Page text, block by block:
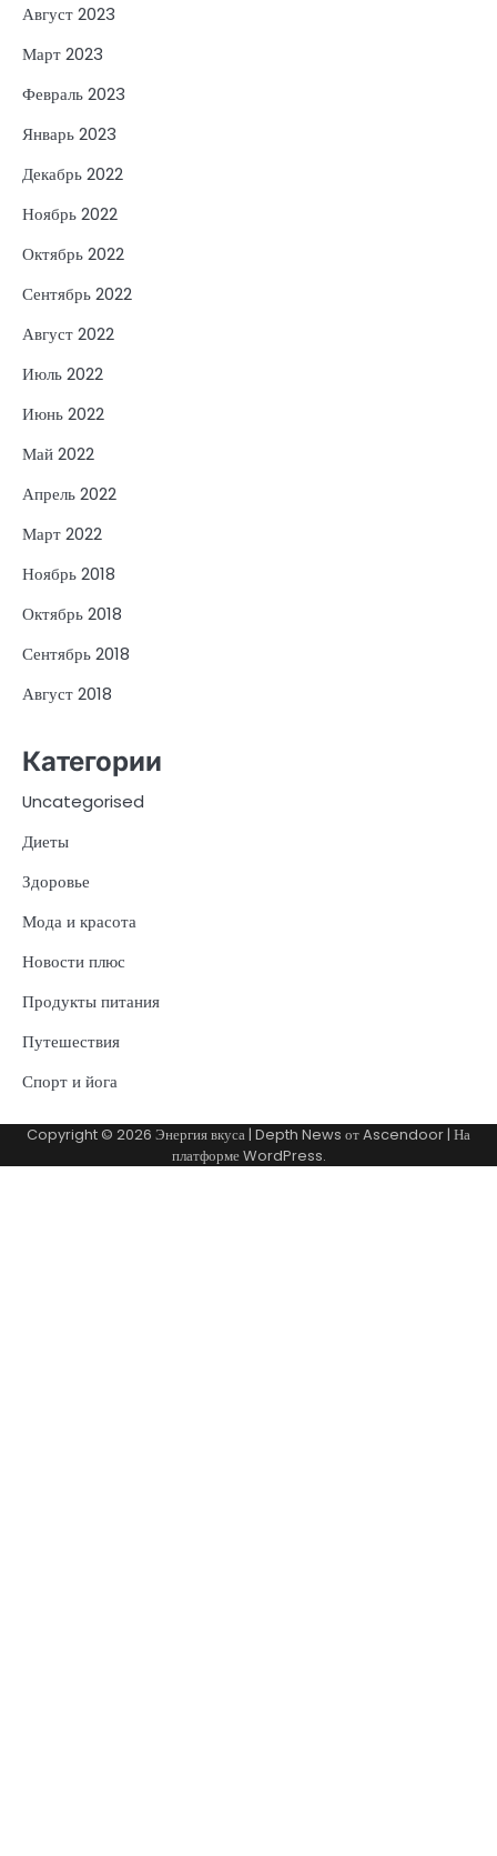
Август 2023
Март 2023
Февраль 2023
Январь 2023
Декабрь 2022
Ноябрь 2022
Октябрь 2022
Сентябрь 2022
Август 2022
Июль 2022
Июнь 2022
Май 2022
Апрель 2022
Март 2022
Ноябрь 2018
Октябрь 2018
Сентябрь 2018
Август 2018
Категории
Uncategorised
Диеты
Здоровье
Мода и красота
Новости плюс
Продукты питания
Путешествия
Спорт и йога
Copyright © 2026 Энергия вкуса | Depth News отAscendoor | На
платформеWordPress.